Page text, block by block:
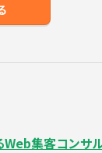
Web集客コン